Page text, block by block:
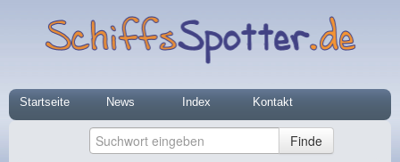
Startseite News Index Kontakt